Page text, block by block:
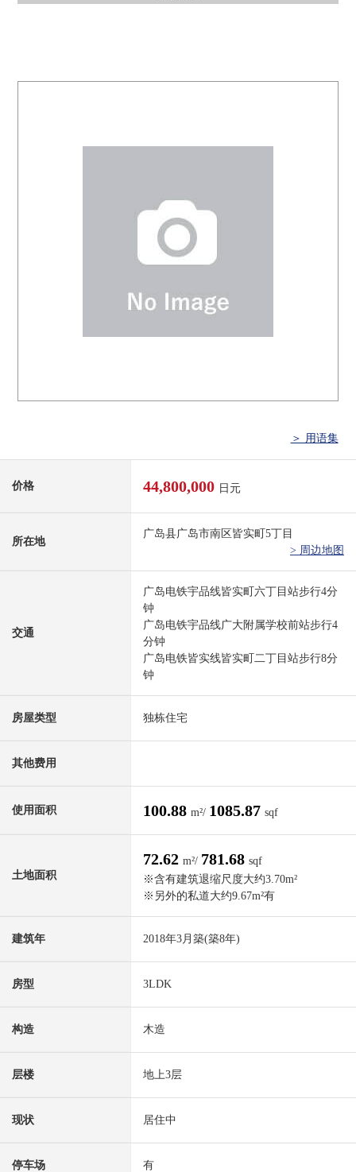
＞ 用语集
价格 44,800,000 日元
所在地
广岛县广岛市南区皆实町5丁目
> 周边地图
交通
广岛电铁宇品线皆实町六丁目站步行4分
钟
广岛电铁宇品线广大附属学校前站步行4
分钟
广岛电铁皆实线皆实町二丁目站步行8分
钟
房屋类型 独栋住宅
其他费用
使用面积 100.88 m²/ 1085.87 sqf
土地面积
72.62 m²/ 781.68 sqf
※含有建筑退缩尺度大约3.70m²
※另外的私道大约9.67m²有
建筑年 2018年3月築(築8年)
房型 3LDK
构造 木造
层楼 地上3层
现状 居住中
停车场 有